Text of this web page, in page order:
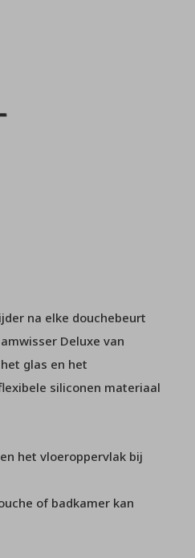
na elke douchebeurt
Deluxe van
glas en het
siliconen materiaal
het vloeroppervlak bij
of badkamer kan